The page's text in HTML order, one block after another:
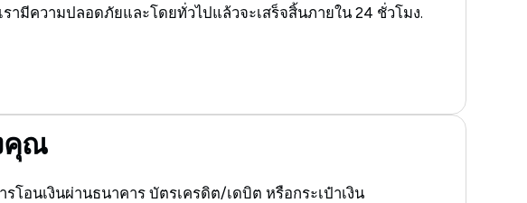
ามีความปลอดภัยและโดยทั่วไปแล้วจะเสร็จสิ้นภายใน 24 ชั่วโมง.
คุณ
โอนเงินผ่านธนาคาร บัตรเครดิต/เดบิต หรือกระเป๋าเงิน